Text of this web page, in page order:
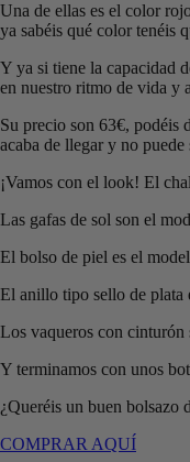
Una de ellas es el color
ya sabéis qué color tenéis
Y ya si tiene la capacidad
en nuestro ritmo de vida y
Su precio son 63€, podéis
acaba de llegar y no
¡Vamos con el look! El
Las gafas de sol son el
El bolso de piel es el
El anillo tipo sello de plata
Los vaqueros con
Y terminamos con unos
¿Queréis un buen bolsazo
COMPRAR AQUÍ